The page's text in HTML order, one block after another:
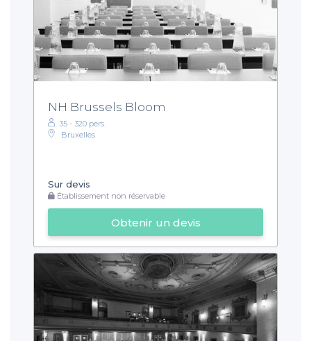
NH Brussels Bloom
35 - 320 pers.
Bruxelles
Sur devis
Établissement non réservable
Obtenir un devis